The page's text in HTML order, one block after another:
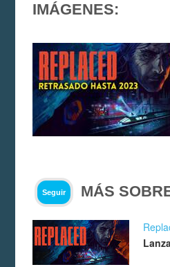
IMÁGENES:
Seguir MÁS